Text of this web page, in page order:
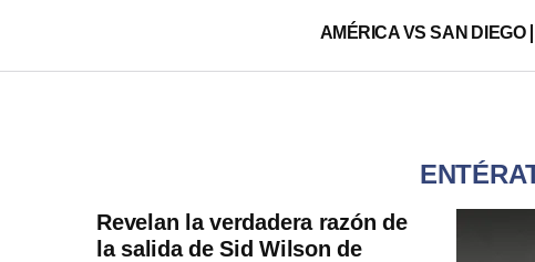
AMÉRICA VS SAN DIEGO
Revelan la verdadera razón de
la salida de Sid Wilson de